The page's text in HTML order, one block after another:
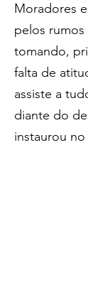
Moradores
pelos
tomando,
falta de
assiste a
diante do
instaurou